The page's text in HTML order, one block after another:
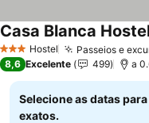
3 EstrelasHostel Passeios e
Casa Blanca
8,6 Excelente 499 a
Selecione as datas
exatos.